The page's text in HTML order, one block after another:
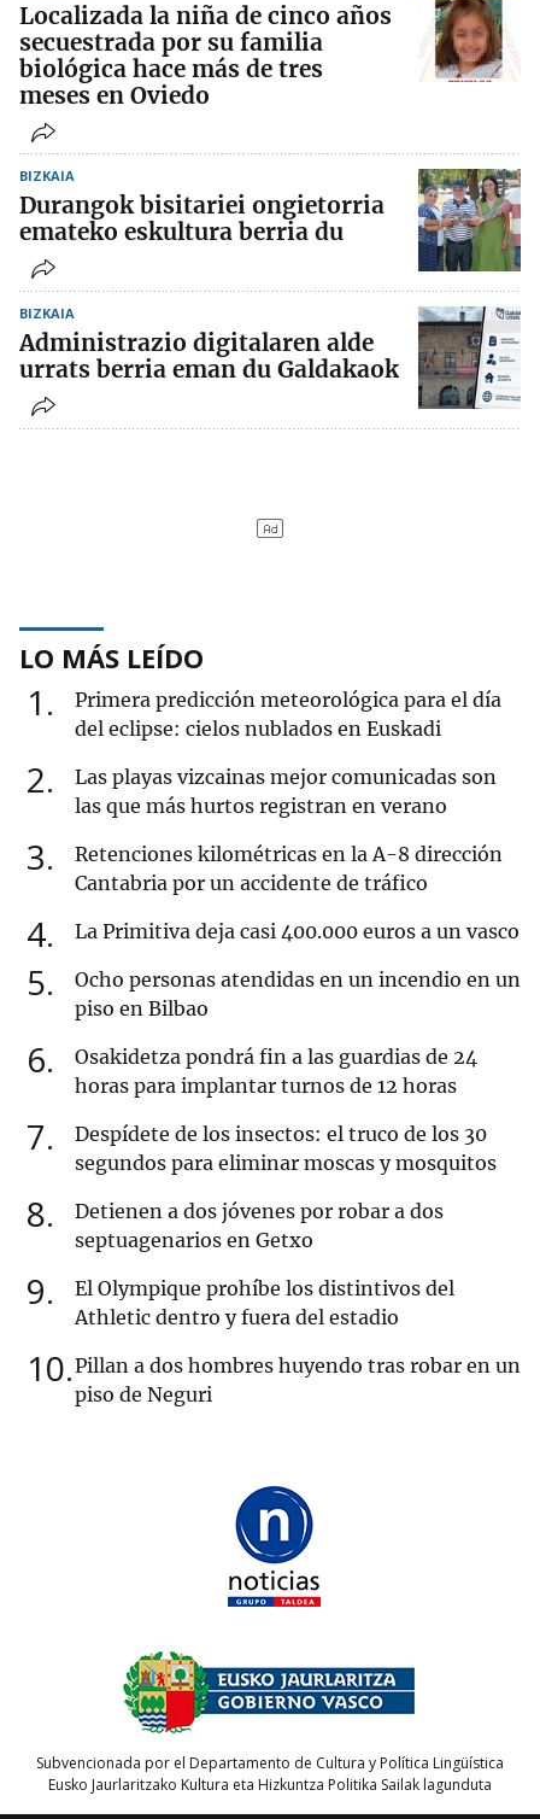
Localizada la niña de cinco años
secuestrada por su familia
biológica hace más de tres
meses en Oviedo
BIZKAIA
Durangok bisitariei ongietorria
emateko eskultura berria du
BIZKAIA
Administrazio digitalaren alde
urrats berria eman du Galdakaok
LO MÁS LEÍDO
1
Primera predicción meteorológica para el día
del eclipse: cielos nublados en Euskadi
2
Las playas vizcainas mejor comunicadas son
las que más hurtos registran en verano
3
Retenciones kilométricas en la A-8 dirección
Cantabria por un accidente de tráfico
4 La Primitiva deja casi 400.000 euros a un vasco
5
Ocho personas atendidas en un incendio en un
piso en Bilbao
6
Osakidetza pondrá fin a las guardias de 24
horas para implantar turnos de 12 horas
7
Despídete de los insectos: el truco de los 30
segundos para eliminar moscas y mosquitos
8
Detienen a dos jóvenes por robar a dos
septuagenarios en Getxo
9
El Olympique prohíbe los distintivos del
Athletic dentro y fuera del estadio
10 Pillan a dos hombres huyendo tras robar en un
piso de Neguri
Subvencionada por el Departamento de Cultura y Política Lingüística
Eusko Jaurlaritzako Kultura eta Hizkuntza Politika Sailak lagunduta